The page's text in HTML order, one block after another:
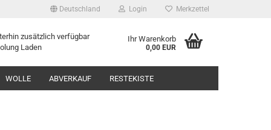
Deutschland Login Merkzettel
zusätzlich verfügbar
Laden
Ihr Warenkorb
0,00 EUR
WOLLE ABVERKAUF RESTEKISTE